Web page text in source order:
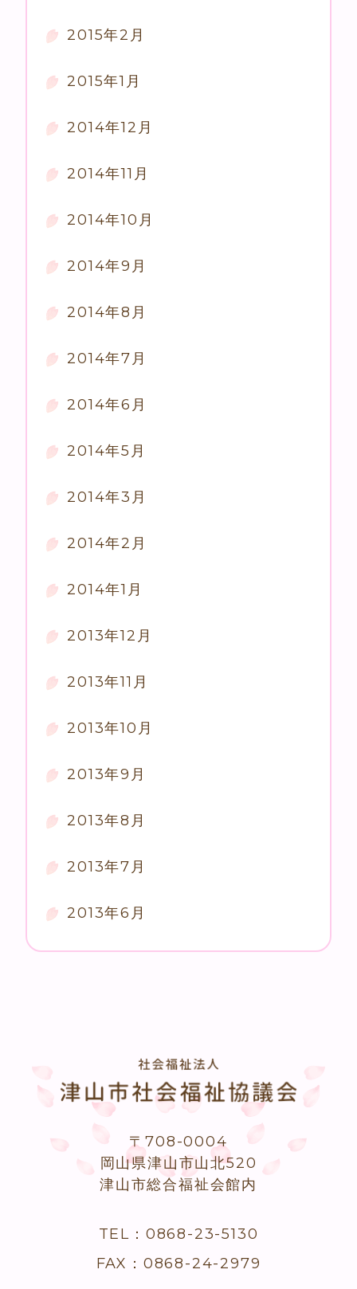
2015年2月
2015年1月
2014年12月
2014年11月
2014年10月
2014年9月
2014年8月
2014年7月
2014年6月
2014年5月
2014年3月
2014年2月
2014年1月
2013年12月
2013年11月
2013年10月
2013年9月
2013年8月
2013年7月
2013年6月
〒708-0004
岡山県津山市山北520
津山市総合福祉会館内
TEL：0868-23-5130
FAX：0868-24-2979